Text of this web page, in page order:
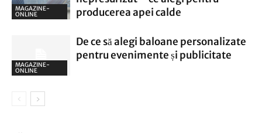
MAGAZINE-
ONLINE
producerea apei calde
MAGAZINE-
ONLINE
De ce să alegi baloane personalizate
pentru evenimente și publicitate